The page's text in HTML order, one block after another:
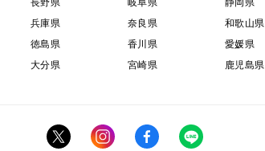
長野県 岐阜県 静岡県
兵庫県 奈良県 和歌山県
徳島県 香川県 愛媛県
大分県 宮崎県 鹿児島県